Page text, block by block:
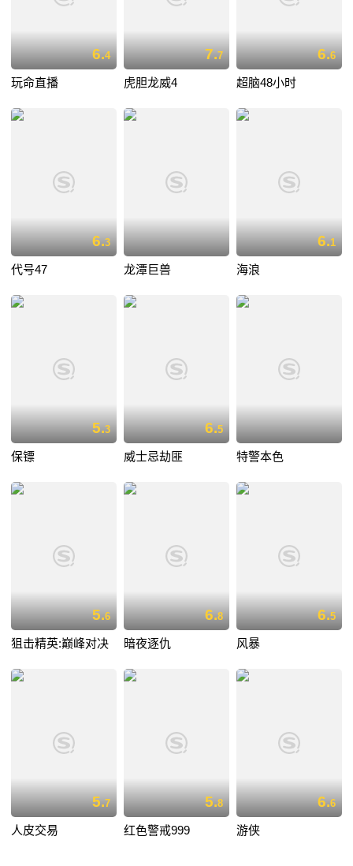
6.4
玩命直播
7.7
虎胆龙威4
6.6
超脑48小时
6.3
代号47 龙潭巨兽
6.1
海浪
5.3
保镖
6.5
威士忌劫匪 特警本色
5.6
狙击精英:巅峰对决
6.8
暗夜逐仇
6.5
风暴
5.7
人皮交易
5.8
红色警戒999
6.6
游侠